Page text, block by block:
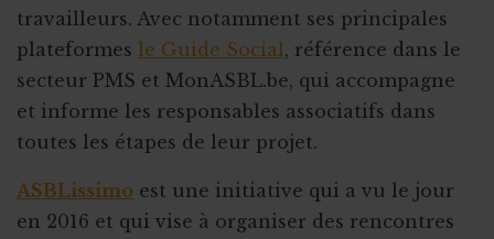
travailleurs. Avec notamment ses principales
plateformes le Guide Social, référence dans le
secteur PMS et MonASBL.be, qui accompagne
et informe les responsables associatifs dans
toutes les étapes de leur projet.
ASBLissimo est une initiative qui a vu le jour
en 2016 et qui vise à organiser des rencontres